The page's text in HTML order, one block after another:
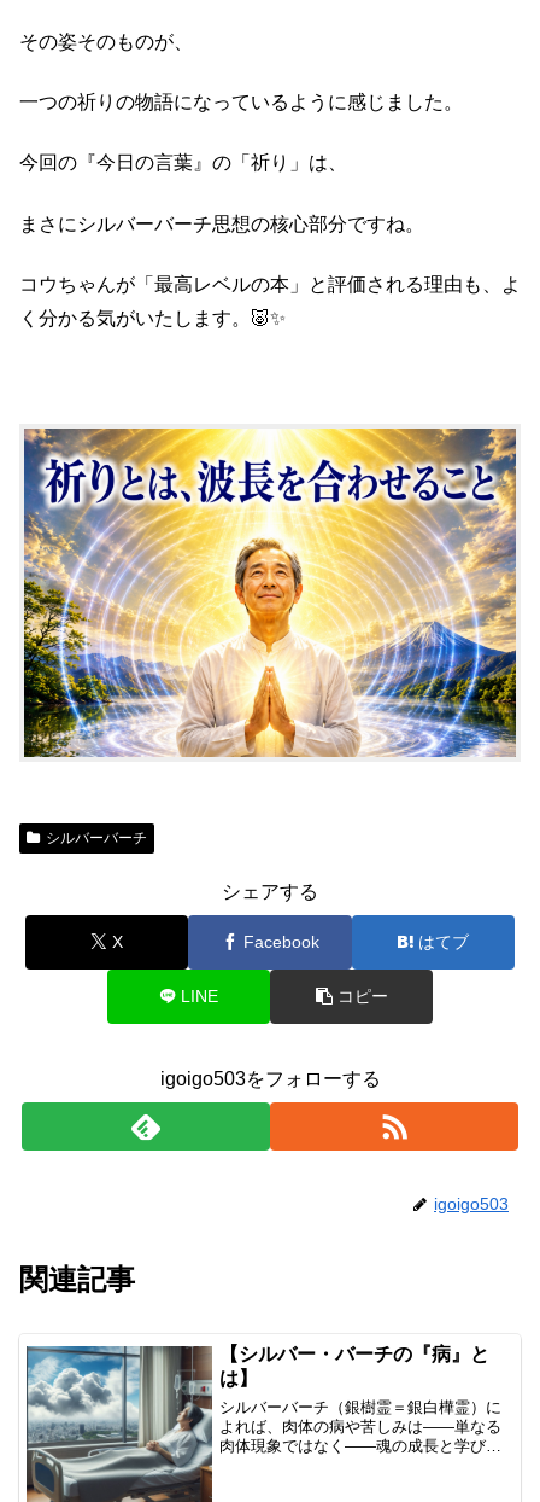
その姿そのものが、
一つの祈りの物語になっているように感じました。
今回の『今日の言葉』の「祈り」は、
まさにシルバーバーチ思想の核心部分ですね。
コウちゃんが「最高レベルの本」と評価される理由も、よ
く分かる気がいたします。🐷✨
シルバーバーチ
シェアする
X Facebook はてブ
LINE コピー
igoigo503をフォローする
igoigo503
関連記事
【シルバー・バーチの『病』と
は】
シルバーバーチ（銀樹霊＝銀白樺霊）に
よれば、肉体の病や苦しみは――単なる
肉体現象ではなく――魂の成長と学びを